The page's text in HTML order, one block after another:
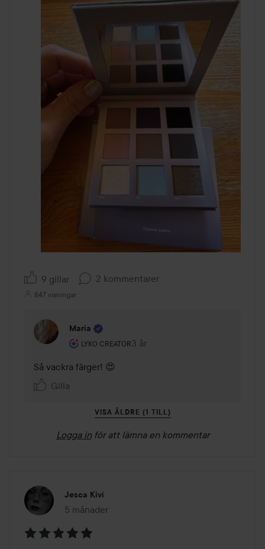
9 gillar 2 kommentarer
847 visningar
Maria
LYKO CREATOR
Användarens roll: Lyko Creator.
3 år
Kommentaren lades 3 år
Så vackra färger! 😍
Gilla
VISA ÄLDRE (1 TILL)
Logga in för att lämna en kommentar
Jesca Kivi
5 månader
Inlägget skapades 5 månader